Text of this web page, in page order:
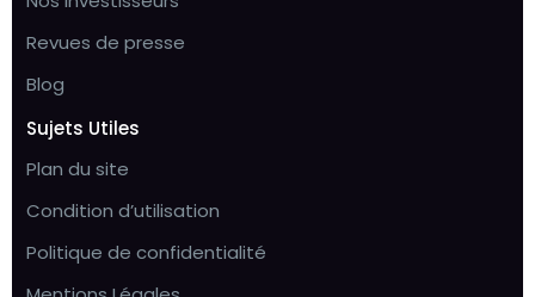
Revues de presse
Blog
Sujets Utiles
Plan du site
Condition d’utilisation
Politique de confidentialité